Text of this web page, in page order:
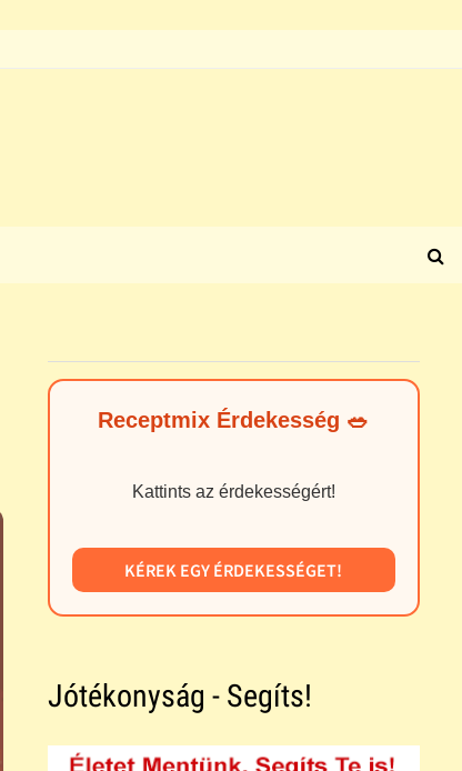
Receptmix Érdekesség 🥗
Kattints az érdekességért!
KÉREK EGY ÉRDEKESSÉGET!
Jótékonyság - Segíts!